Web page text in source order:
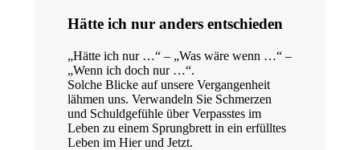
Hätte ich nur anders entschieden
„Hätte ich nur …“ – „Was wäre wenn …“ –
„Wenn ich doch nur …“.
Solche Blicke auf unsere Vergangenheit
lähmen uns. Verwandeln Sie Schmerzen
und Schuldgefühle über Verpasstes im
Leben zu einem Sprungbrett in ein erfülltes
Leben im Hier und Jetzt.